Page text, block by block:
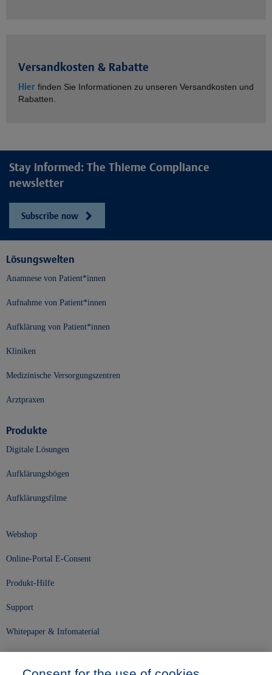
Versandkosten & Rabatte
Hier finden Sie Informationen zu unseren Versandkosten und
Rabatten.
Stay informed: The Thieme Compliance
newsletter
Subscribe now
Lösungswelten
Anamnese von Patient*innen
Aufnahme von Patient*innen
Aufklärung von Patient*innen
Kliniken
Medizinische Versorgungszentren
Arztpraxen
Produkte
Digitale Lösungen
Aufklärungsbögen
Aufklärungsfilme
Webshop
Online-Portal E-Consent
Produkt-Hilfe
Support
Whitepaper & Infomaterial